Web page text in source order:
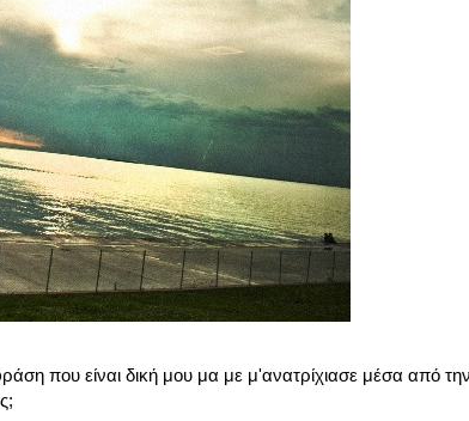
που είναι δική μου μα με μ'ανατρίχιασε μέσα από